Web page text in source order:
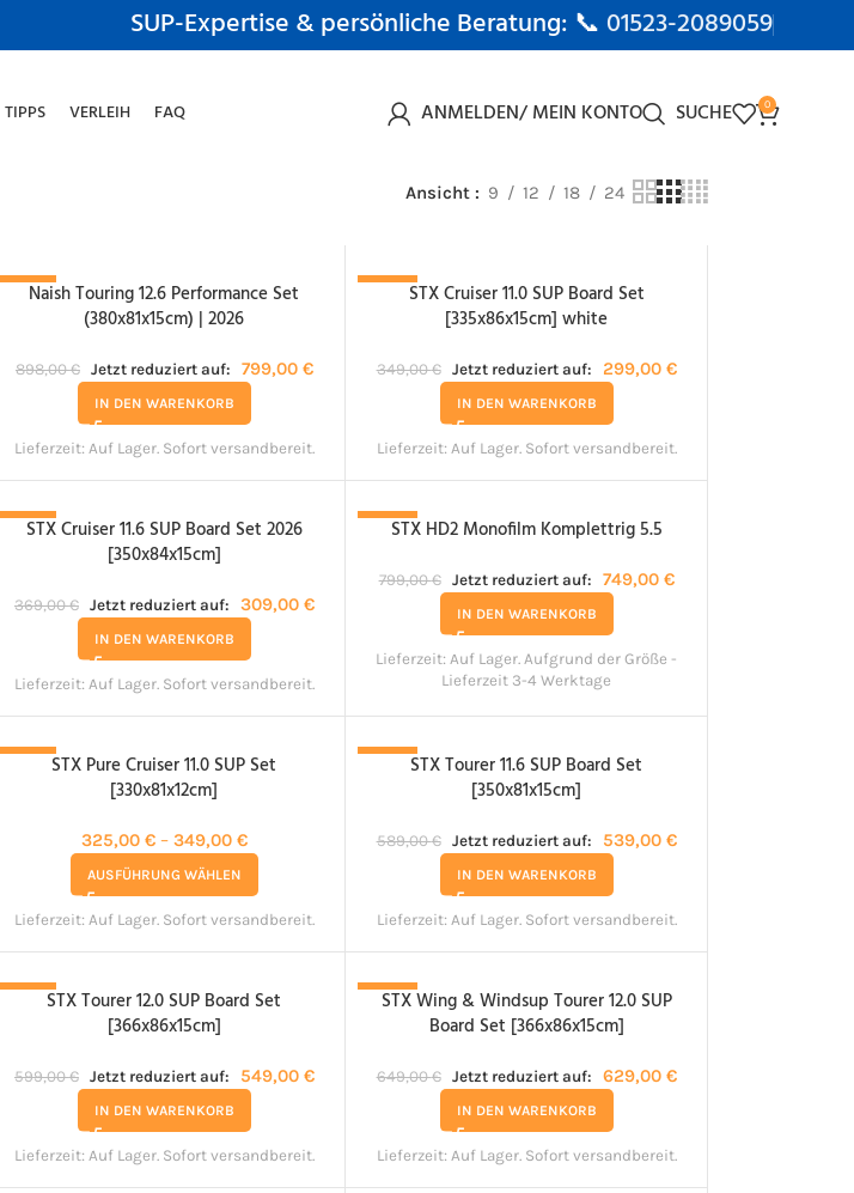
SUP-Expertise & persönliche Beratung: 📞 01523-2089059
TIPPS VERLEIH FAQ ANMELDEN/ MEIN KONTO SUCHE 0
Ansicht 9 12 18 24
-11%Naish Touring 12.6 Performance Set
(380x81x15cm) | 2026
898,00€ Jetzt reduziert auf: 799,00 €
IN DEN WARENKORB
Lieferzeit: Auf Lager. Sofort versandbereit.
STX Cruiser 11.0 SUP Board Set
[335x86x15cm] white
349,00€ Jetzt reduziert auf: 299,00 €
IN DEN WARENKORB
Lieferzeit: Auf Lager. Sofort versandbereit.
-16%
STX Cruiser 11.6 SUP Board Set 2026
[350x84x15cm]
369,00€ Jetzt reduziert auf: 309,00 €
IN DEN WARENKORB
Lieferzeit: Auf Lager. Sofort versandbereit.
-6%STX HD2 Monofilm Komplettrig 5.5
799,00€ Jetzt reduziert auf: 749,00 €
IN DEN WARENKORB
Lieferzeit: Auf Lager. Aufgrund der Größe -
Lieferzeit 3-4 Werktage
STX Pure Cruiser 11.0 SUP Set
[330x81x12cm]
325,00 €– 349,00 €
AUSFÜHRUNG WÄHLEN
Lieferzeit: Auf Lager. Sofort versandbereit.
STX Tourer 11.6 SUP Board Set
[350x81x15cm]
589,00€ Jetzt reduziert auf: 539,00 €
IN DEN WARENKORB
Lieferzeit: Auf Lager. Sofort versandbereit.
STX Tourer 12.0 SUP Board Set
[366x86x15cm]
599,00€ Jetzt reduziert auf: 549,00 €
IN DEN WARENKORB
Lieferzeit: Auf Lager. Sofort versandbereit.
-3%
STX Wing & Windsup Tourer 12.0 SUP
Board Set [366x86x15cm]
649,00€ Jetzt reduziert auf: 629,00 €
IN DEN WARENKORB
Lieferzeit: Auf Lager. Sofort versandbereit.